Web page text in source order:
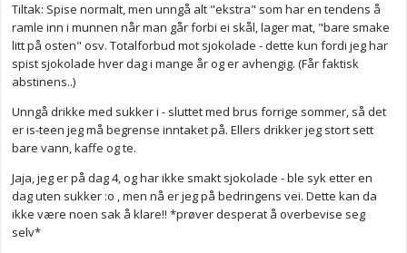
Tiltak: Spise normalt, men unngå alt "ekstra" som har en tendens å
ramle inn i munnen når man går forbi ei skål, lager mat, "bare smake
litt på osten" osv. Totalforbud mot sjokolade - dette kun fordi jeg har
spist sjokolade hver dag i mange år og er avhengig. (Får faktisk
abstinens..)
Unngå drikke med sukker i - sluttet med brus forrige sommer, så det
er is-teen jeg må begrense inntaket på. Ellers drikker jeg stort sett
bare vann, kaffe og te.
Jaja, jeg er på dag 4, og har ikke smakt sjokolade - ble syk etter en
dag uten sukker :o , men nå er jeg på bedringens vei. Dette kan da
ikke være noen sak å klare!! *prøver desperat å overbevise seg
selv*